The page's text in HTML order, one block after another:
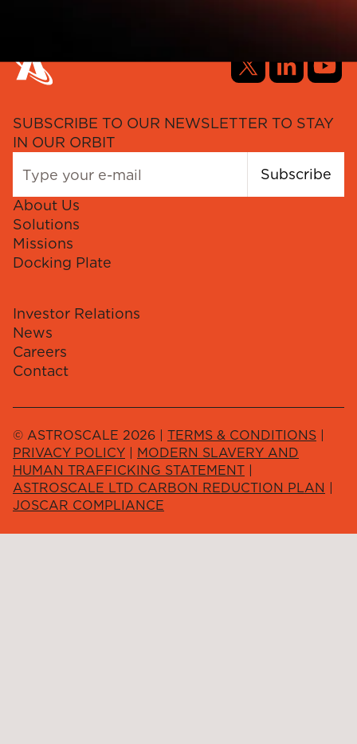
SUBSCRIBE TO OUR NEWSLETTER TO STAY
IN OUR ORBIT
Subscribe
About Us
Solutions
Missions
Docking Plate
Investor Relations
News
Careers
Contact
© ASTROSCALE 2026 | TERMS & CONDITIONS |
PRIVACY POLICY | MODERN SLAVERY AND
HUMAN TRAFFICKING STATEMENT |
ASTROSCALE LTD CARBON REDUCTION PLAN |
JOSCAR COMPLIANCE